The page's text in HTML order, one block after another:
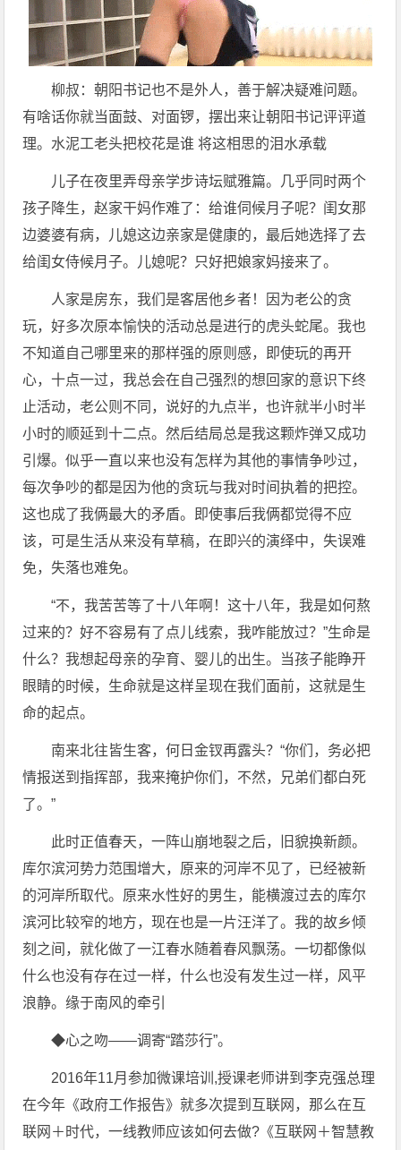
柳叔：朝阳书记也不是外人，善于解决疑难问题。
有啥话你就当面鼓、对面锣，摆出来让朝阳书记评评道
理。水泥工老头把校花是谁 将这相思的泪水承载
儿子在夜里弄母亲学步诗坛赋雅篇。几乎同时两个
孩子降生，赵家干妈作难了：给谁伺候月子呢？闺女那
边婆婆有病，儿媳这边亲家是健康的，最后她选择了去
给闺女侍候月子。儿媳呢？只好把娘家妈接来了。
人家是房东，我们是客居他乡者！因为老公的贪
玩，好多次原本愉快的活动总是进行的虎头蛇尾。我也
不知道自己哪里来的那样强的原则感，即使玩的再开
心，十点一过，我总会在自己强烈的想回家的意识下终
止活动，老公则不同，说好的九点半，也许就半小时半
小时的顺延到十二点。然后结局总是我这颗炸弹又成功
引爆。似乎一直以来也没有怎样为其他的事情争吵过，
每次争吵的都是因为他的贪玩与我对时间执着的把控。
这也成了我俩最大的矛盾。即使事后我俩都觉得不应
该，可是生活从来没有草稿，在即兴的演绎中，失误难
免，失落也难免。
“不，我苦苦等了十八年啊！这十八年，我是如何熬
过来的？好不容易有了点儿线索，我咋能放过？”生命是
什么？我想起母亲的孕育、婴儿的出生。当孩子能睁开
眼睛的时候，生命就是这样呈现在我们面前，这就是生
命的起点。
南来北往皆生客，何日金钗再露头？“你们，务必把
情报送到指挥部，我来掩护你们，不然，兄弟们都白死
了。”
此时正值春天，一阵山崩地裂之后，旧貌换新颜。
库尔滨河势力范围增大，原来的河岸不见了，已经被新
的河岸所取代。原来水性好的男生，能横渡过去的库尔
滨河比较窄的地方，现在也是一片汪洋了。我的故乡倾
刻之间，就化做了一江春水随着春风飘荡。一切都像似
什么也没有存在过一样，什么也没有发生过一样，风平
浪静。缘于南风的牵引
◆心之吻——调寄“踏莎行”。
2016年11月参加微课培训,授课老师讲到李克强总理
在今年《政府工作报告》就多次提到互联网，那么在互
联网＋时代，一线教师应该如何去做?《互联网＋智慧教